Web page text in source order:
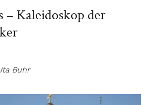
– Kaleidoskop der
Buhr